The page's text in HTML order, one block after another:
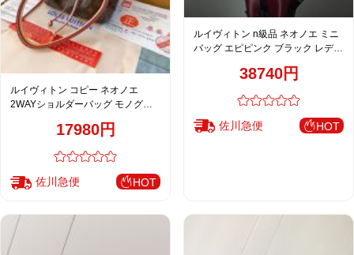
ルイヴィトン コピー ネオノエ
2WAYショルダーバッグ モノグラ
17980円
佐川急便 HOT
ルイヴィトン n級品 ネオノエ ミニ
バッグ エピピンク ブラック レディ
38740円
佐川急便 HOT